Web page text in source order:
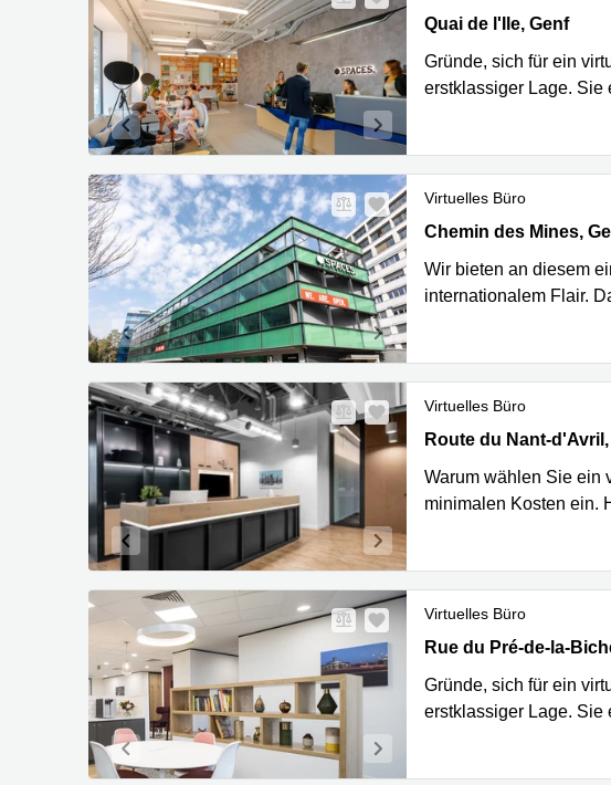
Quai de l’Ile 13, Genf
Quai de l'Ile, Genf
Gründe, sich für ein
erstklassiger Lage. Sie
Virtuelles Büro
Chemin des Mines 2,
Chemin des Mines,
Wir bieten an diesem
internationalem Flair.
Virtuelles Büro
Route du Nant-d'Avril
Route du Nant-
Warum wählen Sie ein
minimalen Kosten ein.
Virtuelles Büro
Rue du Pré-de-la-
Rue du Pré-de-la-
Gründe, sich für ein
erstklassiger Lage. Sie